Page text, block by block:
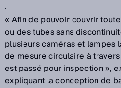
.
« Afin de pouvoir couvrir
ou des tubes sans
plusieurs caméras et lampes
de mesure circulaire à
est passé pour inspection »,
expliquant la conception de